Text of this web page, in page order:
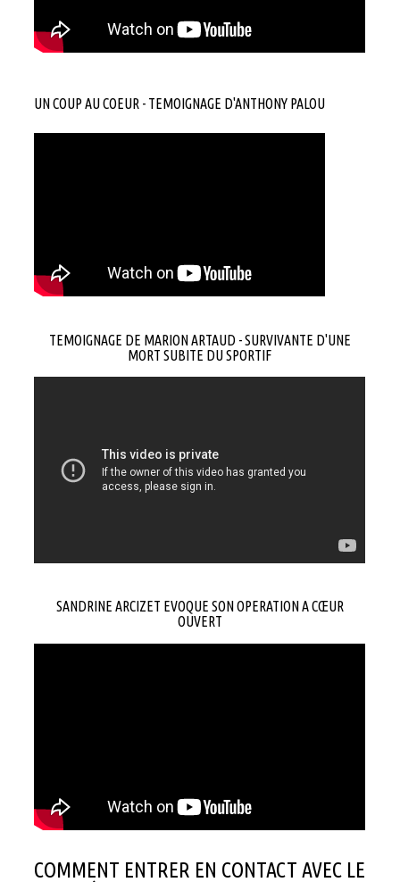
UN COUP AU COEUR - TEMOIGNAGE D'ANTHONY PALOU
TEMOIGNAGE DE MARION ARTAUD - SURVIVANTE D'UNE
MORT SUBITE DU SPORTIF
SANDRINE ARCIZET EVOQUE SON OPERATION A CŒUR
OUVERT
COMMENT ENTRER EN CONTACT AVEC LE